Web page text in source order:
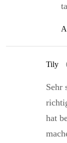
Tily
Sehr
hat